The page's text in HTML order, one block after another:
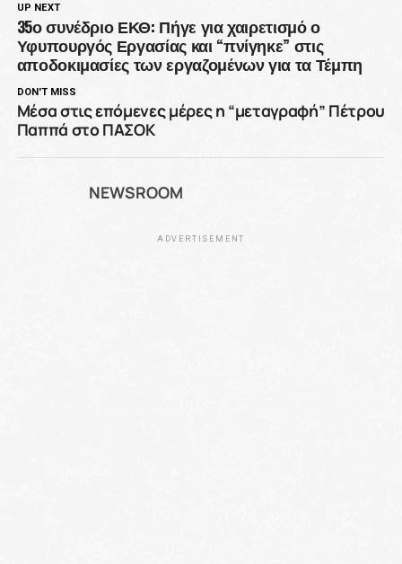
UP NEXT
35ο συνέδριο ΕΚΘ: Πήγε για χαιρετισμό ο
Υφυπουργός Εργασίας και “πνίγηκε” στις
αποδοκιμασίες των εργαζομένων για τα Τέμπη
DON'T MISS
Μέσα στις επόμενες μέρες η “μεταγραφή” Πέτρου
Παππά στο ΠΑΣΟΚ
NEWSROOM
ADVERTISEMENT